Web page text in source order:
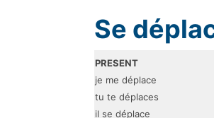
Se
PRESENT
je me déplace
tu te déplaces
il se déplace